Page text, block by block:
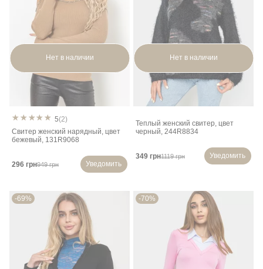
Нет в наличии
5(2)
Свитер женский нарядный, цвет
бежевый, 131R9068
296 грн949 грн Уведомить
Нет в наличии
Теплый женский свитер, цвет
черный, 244R8834
349 грн1119 грн Уведомить
-69% -70%